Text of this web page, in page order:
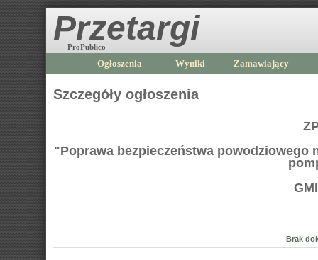
Przetargi
ProPublico
Ogłoszenia Wyniki Zamawiający
Szczegóły ogłoszenia
"Poprawa bezpieczeństwa powodziowego
Brak